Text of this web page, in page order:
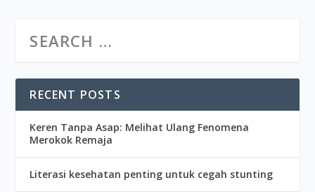
RECENT POSTS
Keren Tanpa Asap: Melihat Ulang Fenomena
Merokok Remaja
Literasi kesehatan penting untuk cegah stunting